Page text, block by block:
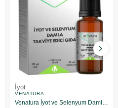
İyot
VENATURA
Venatura İyot ve Selenyum Damla 30 ml 2 Adet